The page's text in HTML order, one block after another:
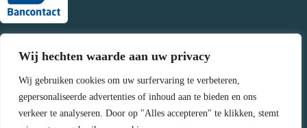
Wij hechten waarde aan uw privacy
Wij gebruiken cookies om uw surfervaring te verbeteren,
gepersonaliseerde advertenties of inhoud aan te bieden en ons
verkeer te analyseren. Door op "Alles accepteren" te klikken, stemt
Controleer ons